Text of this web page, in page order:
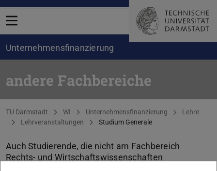
Menü öffnen
Unternehmensfinanzierung
andere Fachbereiche
Sie befinden sich hier:
TU Darmstadt WI Unternehmensfinanzierung
Lehre
Lehrveranstaltungen
Studium Generale
Auch Studierende, die nicht am Fachbereich
Rechts- und Wirtschaftswissenschaften